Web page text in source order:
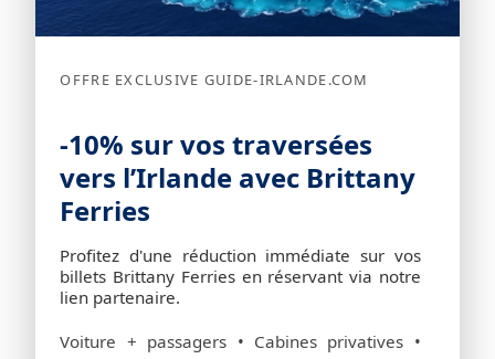
OFFRE EXCLUSIVE GUIDE-IRLANDE.COM
-10% sur vos traversées
vers l’Irlande avec Brittany
Ferries
Profitez d'une réduction immédiate sur vos
billets Brittany Ferries en réservant via notre
lien partenaire.
Voiture + passagers • Cabines privatives •